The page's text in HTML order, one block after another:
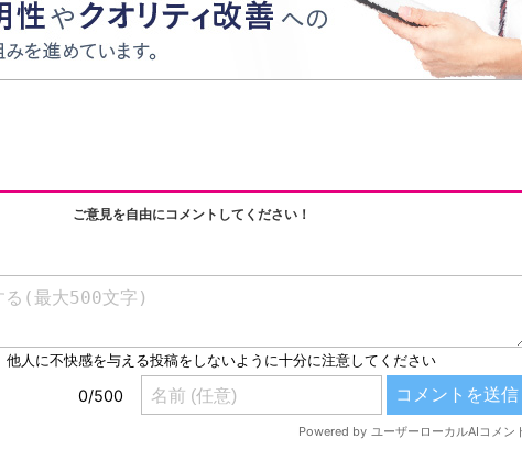
ご意見を自由にコメントしてください！